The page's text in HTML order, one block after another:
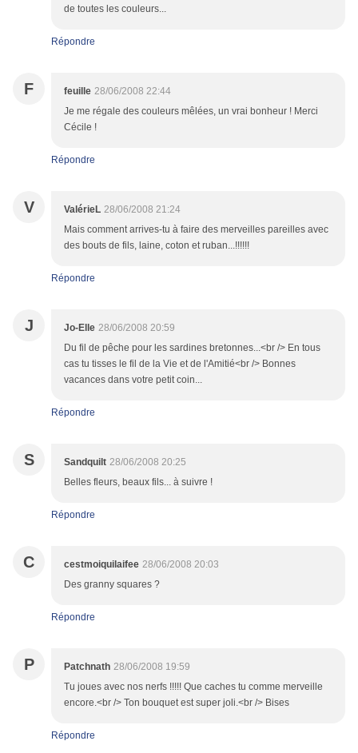
de toutes les couleurs...
Répondre
F feuille 28/06/2008 22:44
Je me régale des couleurs mêlées, un vrai bonheur ! Merci
Cécile !
Répondre
V ValérieL 28/06/2008 21:24
Mais comment arrives-tu à faire des merveilles pareilles avec
des bouts de fils, laine, coton et ruban...!!!!!!
Répondre
J Jo-Elle 28/06/2008 20:59
Du fil de pêche pour les sardines bretonnes...<br /> En tous
cas tu tisses le fil de la Vie et de l'Amitié<br /> Bonnes
vacances dans votre petit coin...
Répondre
S Sandquilt 28/06/2008 20:25
Belles fleurs, beaux fils... à suivre !
Répondre
C cestmoiquilaifee 28/06/2008 20:03
Des granny squares ?
Répondre
P Patchnath 28/06/2008 19:59
Tu joues avec nos nerfs !!!!! Que caches tu comme merveille
encore.<br /> Ton bouquet est super joli.<br /> Bises
Répondre